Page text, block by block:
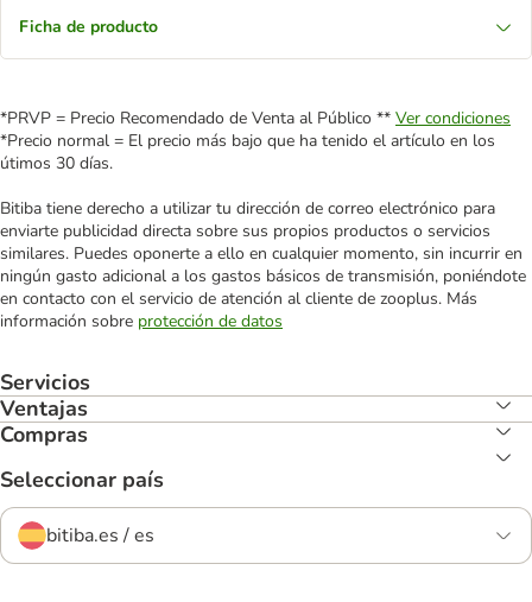
Ficha de producto
*PRVP = Precio Recomendado de Venta al Público ** Ver condiciones
*Precio normal = El precio más bajo que ha tenido el artículo en los
útimos 30 días.
Bitiba tiene derecho a utilizar tu dirección de correo electrónico para
enviarte publicidad directa sobre sus propios productos o servicios
similares. Puedes oponerte a ello en cualquier momento, sin incurrir en
ningún gasto adicional a los gastos básicos de transmisión, poniéndote
en contacto con el servicio de atención al cliente de zooplus. Más
información sobre protección de datos
Servicios
Ventajas
Compras
Seleccionar país
bitiba.es / es